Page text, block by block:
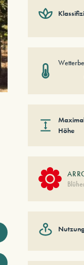
Höhe